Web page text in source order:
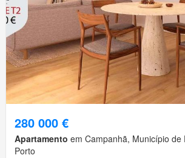
280 000 €
Apartamento em Campanhã, Município de
Porto